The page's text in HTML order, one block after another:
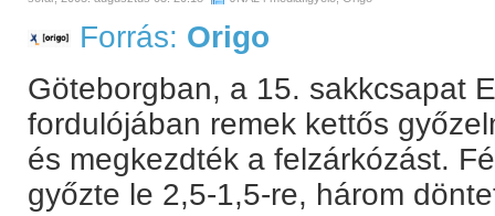
Forrás: Origo
Göteborgban, a 15. sakkcsapat
fordulójában remek kettős
és megkezdték a felzárkózást.
győzte le 2,5-1,5-re, három